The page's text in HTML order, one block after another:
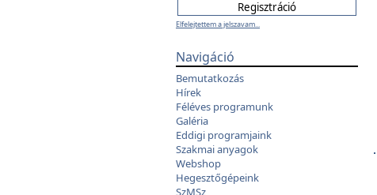
Elfelejtettem a jelszavam...
Navigáció
Bemutatkozás
Hírek
Féléves programunk
Galéria
Eddigi programjaink
Szakmai anyagok
Webshop
Hegesztőgépeink
SzMSz